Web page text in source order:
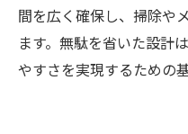
間を広く確保し、掃除や
ます。無駄を省いた設計
やすさを実現するための